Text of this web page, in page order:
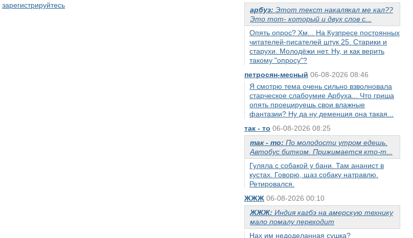
арбуз: Этот текст накалякал ме кал??
Это тот- который и двух слов с...
Опять опрос? Хм... На Кузпресе постоянных
читателей-писателей штук 25. Старики и
старухи. Молодёжи нет. Ну, и как верить
такому "опросу"?
петросян-месный 06-08-2026 08:46
Я смотрю тема очень сильно взволновала
старческое слабоумие Арбуха... Что гриша
опять проецируешь свои влажные
фантазии? Ну да ну деменция она такая...
так - то 06-08-2026 08:25
так - то: По молодости утром едешь.
Автобус битком. Прижимается кто-т...
Гуляла с собакой у бани. Там ананист в
кустах. Говорю, щаз собаку натравлю.
Ретировался.
ЖЖЖ 06-08-2026 00:10
ЖЖЖ: Индия кагбэ на амерскую технику
мало помалу переходит
Нах им недоделанная сушка?
зарегистрируйтесь